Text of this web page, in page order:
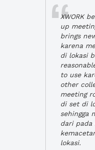
XWORK
up
brings
karena
di lokasi
to use
other
meeting
di set di
sehingga
dari pada
lokasi.